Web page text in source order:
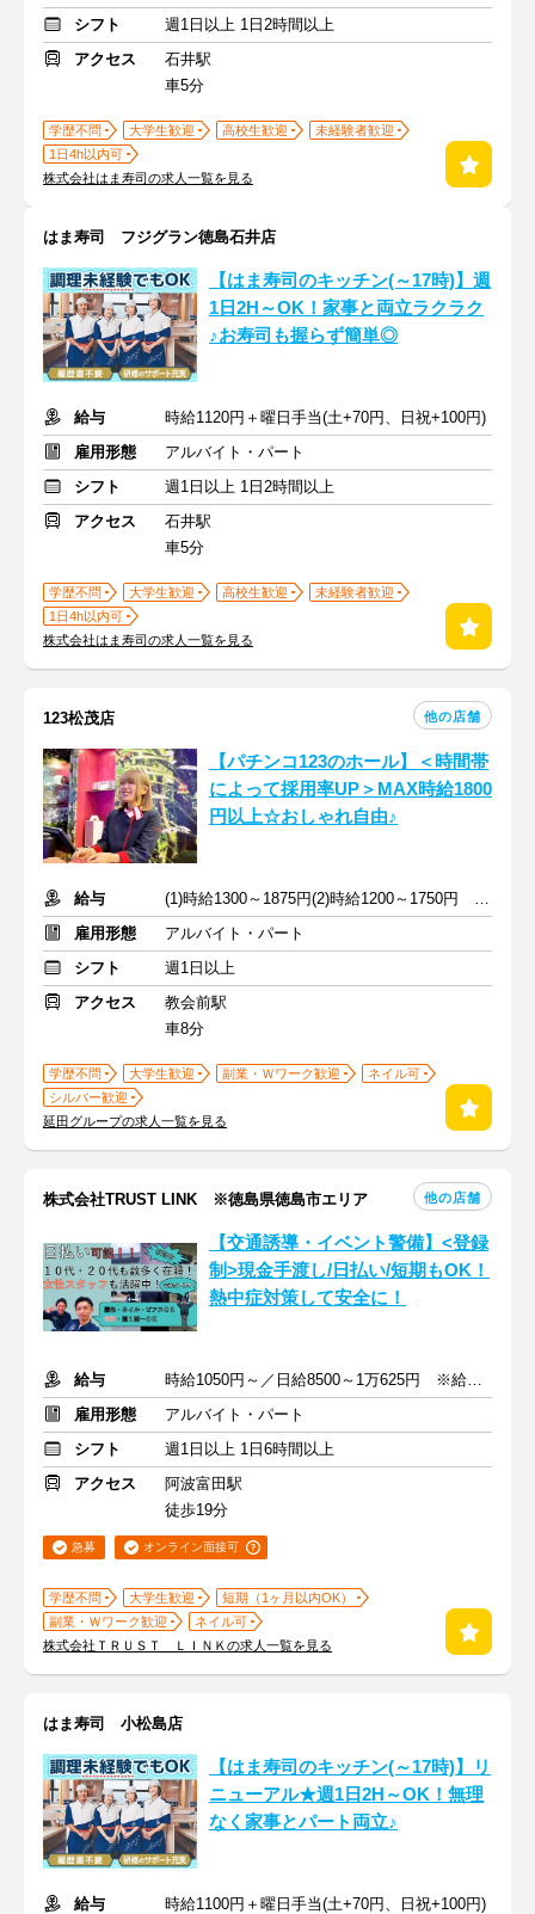
シフト
週1日以上 1日2時間以上
アクセス
石井駅
車5分
学歴不問 大学生歓迎 高校生歓迎
未経験者歓迎
1日4h以内可
株式会社はま寿司の求人一覧を見る
はま寿司 フジグラン徳島石井店
【はま寿司のキッチン(～17時)】週
1日2H～OK！家事と両立ラクラク
♪お寿司も握らず簡単◎
給与
時給1120円＋曜日手当(土+70円、日祝+100円)
雇用形態
アルバイト・パート
シフト
週1日以上 1日2時間以上
アクセス
石井駅
車5分
学歴不問 大学生歓迎 高校生歓迎
未経験者歓迎
1日4h以内可
株式会社はま寿司の求人一覧を見る
123松茂店 他の店舗
【パチンコ123のホール】＜時間帯
によって採用率UP＞MAX時給1800
円以上☆おしゃれ自由♪
給与
(1)時給1300～1875円(2)時給1200～1750円 ※深夜手当含む
雇用形態
アルバイト・パート
シフト
週1日以上
アクセス
教会前駅
車8分
学歴不問 大学生歓迎 副業・Ｗワーク歓迎
ネイル可
シルバー歓迎
延田グループの求人一覧を見る
株式会社TRUST LINK ※徳島県徳島市エリア 他の店舗
【交通誘導・イベント警備】<登録
制>現金手渡し/日払い/短期もOK！
熱中症対策して安全に！
給与
時給1050円～／日給8500～1万625円 ※給与は案件により変動
雇用形態
アルバイト・パート
シフト
週1日以上 1日6時間以上
アクセス
阿波富田駅
徒歩19分
急募 オンライン面接可
学歴不問 大学生歓迎
短期（1ヶ月以内OK）
副業・Ｗワーク歓迎
ネイル可
株式会社ＴＲＵＳＴ ＬＩＮＫの求人一覧を見る
はま寿司 小松島店
【はま寿司のキッチン(～17時)】リ
ニューアル★週1日2H～OK！無理
なく家事とパート両立♪
給与
時給1100円＋曜日手当(土+70円、日祝+100円)